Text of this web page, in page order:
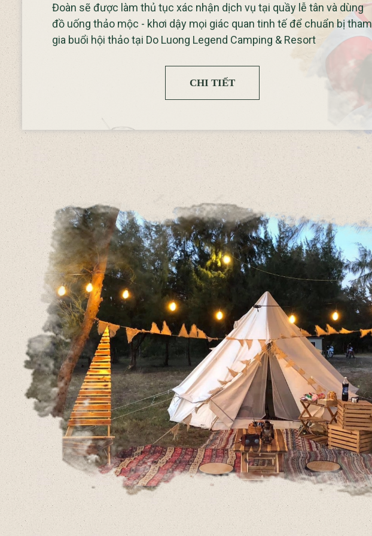
Đoàn sẽ được làm thủ tục xác nhận dịch vụ tại quầy lễ tân và dùng
đồ uống thảo mộc - khơi dậy mọi giác quan tinh tế để chuẩn bị tham
gia buổi hội thảo tại Do Luong Legend Camping & Resort
CHI TIẾT